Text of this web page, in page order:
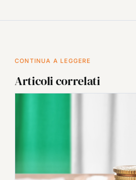
CONTINUA A LEGGERE
Articoli correlati